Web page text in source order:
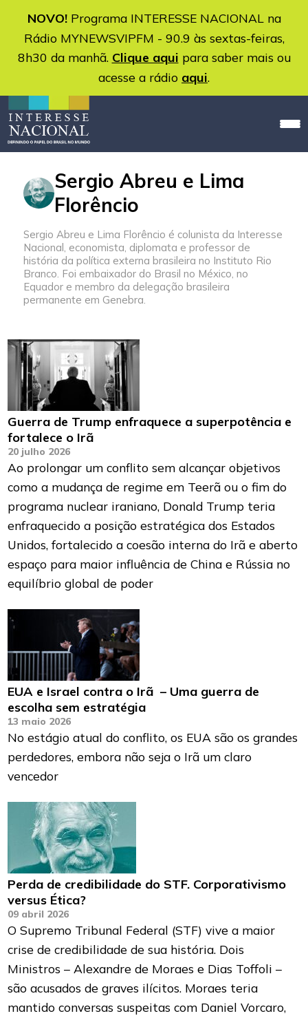
NOVO!Programa INTERESSE NACIONAL na
Rádio MYNEWSVIPFM - 90.9 às sextas-feiras,
8h30 da manhã. Clique aqui para saber mais ou
acesse a rádio aqui.
Sergio Abreu e Lima
Florêncio
Sergio Abreu e Lima Florêncio é colunista da Interesse
Nacional, economista, diplomata e professor de
história da política externa brasileira no Instituto Rio
Branco. Foi embaixador do Brasil no México, no
Equador e membro da delegação brasileira
permanente em Genebra.
Guerra de Trump enfraquece a superpotência e
fortalece o Irã
20 julho 2026
Ao prolongar um conflito sem alcançar objetivos
como a mudança de regime em Teerã ou o fim do
programa nuclear iraniano, Donald Trump teria
enfraquecido a posição estratégica dos Estados
Unidos, fortalecido a coesão interna do Irã e aberto
espaço para maior influência de China e Rússia no
equilíbrio global de poder
EUA e Israel contra o Irã – Uma guerra de
escolha sem estratégia
13 maio 2026
No estágio atual do conflito, os EUA são os grandes
perdedores, embora não seja o Irã um claro
vencedor
Perda de credibilidade do STF. Corporativismo
versus Ética?
09 abril 2026
O Supremo Tribunal Federal (STF) vive a maior
crise de credibilidade de sua história. Dois
Ministros – Alexandre de Moraes e Dias Toffoli –
são acusados de graves ilícitos. Moraes teria
mantido conversas suspeitas com Daniel Vorcaro,